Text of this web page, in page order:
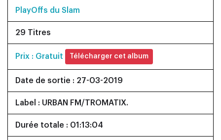
PlayOffs du Slam
29 Titres
Prix : Gratuit Télécharger cet album
Date de sortie : 27-03-2019
Label : URBAN FM/TROMATIX.
Durée totale : 01:13:04